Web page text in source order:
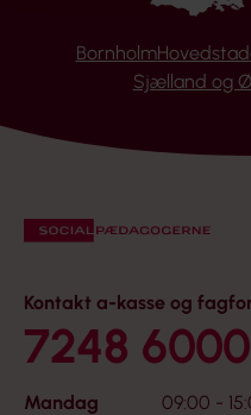
Bornholm
Sjælland og
Kontakt a-kasse og
7248 6000
Mandag
09:00 -